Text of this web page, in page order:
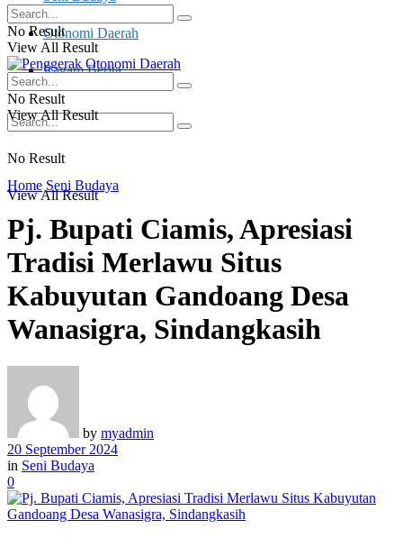
Otonomi Daerah
Ragam Berita
No Result
View All Result
No Result
View All Result
No Result
View All Result
Home Seni Budaya
Pj. Bupati Ciamis, Apresiasi
Tradisi Merlawu Situs
Kabuyutan Gandoang Desa
Wanasigra, Sindangkasih
by myadmin
20 September 2024
in Seni Budaya
0